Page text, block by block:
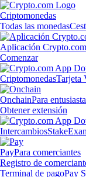
Criptomonedas
Todas las monedas
Aplicación Crypto.com
Comenzar
CriptomonedasTarjeta
OnchainPara
Obtener extensión
IntercambiosStake
PayPara comerciantes
Registro de
Terminal de pagoPay